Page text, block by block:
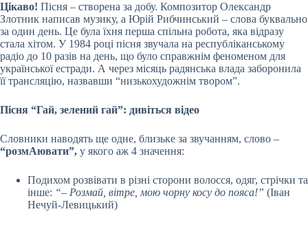
Цікаво! Пісня – створена за добу. Композитор Олександр
Злотник написав музику, а Юрій Рибчинський – слова буквально
за один день. Це була їхня перша спільна робота, яка відразу
стала хітом. У 1984 році пісня звучала на республіканському
радіо до 10 разів на день, що було справжнім феноменом для
української естради. А через місяць радянська влада заборонила
її трансляцію, назвавши “низькохудожнім твором”.
Пісня “Гай, зелений гай”: дивіться відео
Словники наводять ще одне, близьке за звучанням, слово –
“розмАювати”, у якого аж 4 значення:
Подихом розвівати в різні сторони волосся, одяг, стрічки та
інше: “– Розмай, вітре, мою чорну косу до пояса!” (Іван
Нечуй-Левицький)